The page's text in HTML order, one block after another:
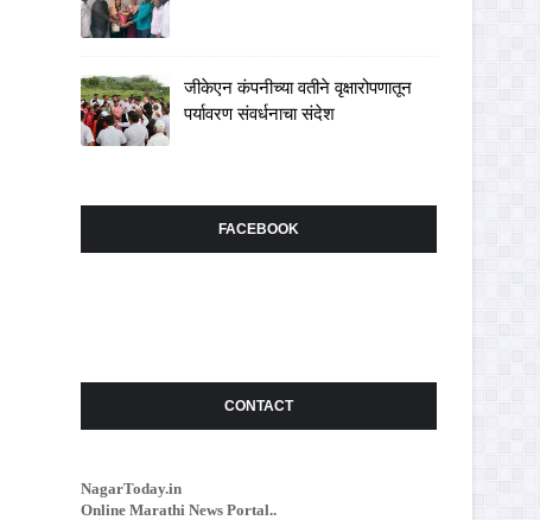
जीकेएन कंपनीच्या वतीने वृक्षारोपणातून
पर्यावरण संवर्धनाचा संदेश
FACEBOOK
CONTACT
NagarToday.in
Online Marathi News Portal..